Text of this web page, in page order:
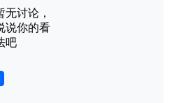
无讨论，
说你的看
吧